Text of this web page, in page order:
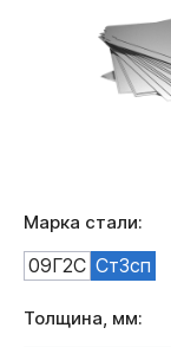
Марка стали:
09Г2С Ст3сп
Толщина, мм: